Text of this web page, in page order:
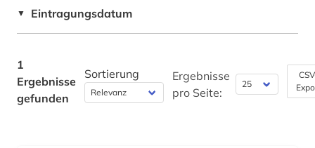
Romanistik (0)
Soziologie (0)
Sport (0)
▼ Eintragungsdatum
1
Ergebnisse
gefunden
Sortierung
Ergebnisse
pro Seite: